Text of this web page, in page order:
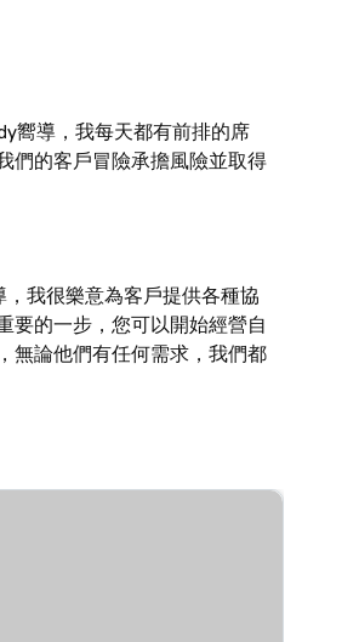
嚮導，我每天都有前排的席
們的客戶冒險承擔風險並取得
我很樂意為客戶提供各種協
要的一步，您可以開始經營自
無論他們有任何需求，我們都